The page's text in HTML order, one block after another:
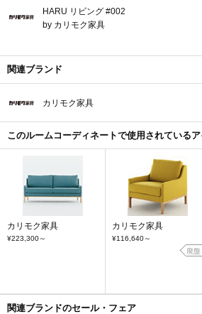
HARU リビング #002
by カリモク家具
関連ブランド
カリモク家具
このルームコーディネートで使用されている
カリモク家具
¥223,300～
カリモク家具
¥116,640～
廃盤
関連ブランドのセール・フェア